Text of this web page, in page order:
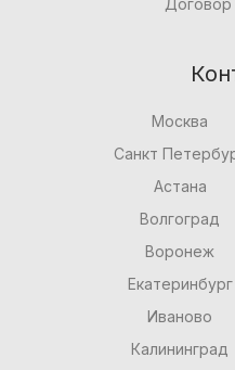
Москва
Санкт
Астана
Волгоград
Воронеж
Екатеринбург
Иваново
Калининград